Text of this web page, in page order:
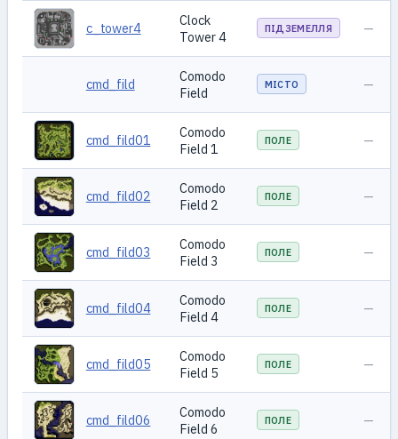
c_tower4
Clock
Tower 4
ПІДЗЕМЕЛЛЯ —
cmd_fild
Comodo
Field
МІСТО —
cmd_fild01
Comodo
Field 1
ПОЛЕ —
cmd_fild02
Comodo
Field 2
ПОЛЕ —
cmd_fild03
Comodo
Field 3
ПОЛЕ —
cmd_fild04
Comodo
Field 4
ПОЛЕ —
cmd_fild05
Comodo
Field 5
ПОЛЕ —
cmd_fild06
Comodo
Field 6
ПОЛЕ —